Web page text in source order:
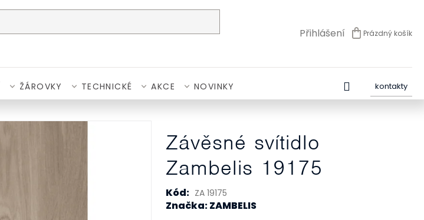
Přihlášení NÁKUPNÍ
Prázdný košík
ŽÁROVKY TECHNICKÉ AKCE NOVINKY kontakty
Závěsné svítidlo
Zambelis 19175
Kód: ZA 19175
Značka: ZAMBELIS